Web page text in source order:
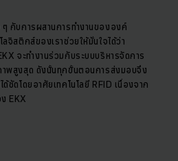
กับการผสานการทำงานขององค์
จิสติกส์ของเราช่วยให้มั่นใจได้ว่า
จะทำงานร่วมกับระบบบริหารจัดการ
าพสูงสุด ดังนั้นทุกขั้นตอนการส่งมอบจึง
ด้ชัดโดยอาศัยเทคโนโลยี RFID เนื่องจาก
EKX